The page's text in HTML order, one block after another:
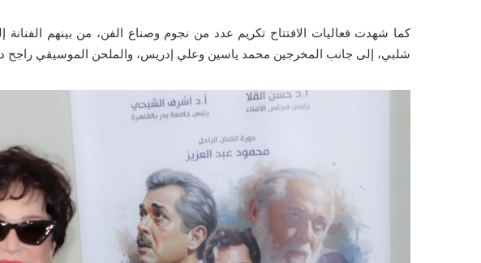
كما شهدت فعاليات الافتتاح تكريم عدد من نجوم وصناع الفن، من بينهم الفنانة
شلبي، إلى جانب المخرجين محمد ياسين وعلي إدريس، والملحن الموسيقي راجح